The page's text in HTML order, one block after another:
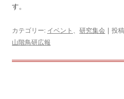
す。
カテゴリー: イベント 、 研究集会 | 投
山階鳥研広報